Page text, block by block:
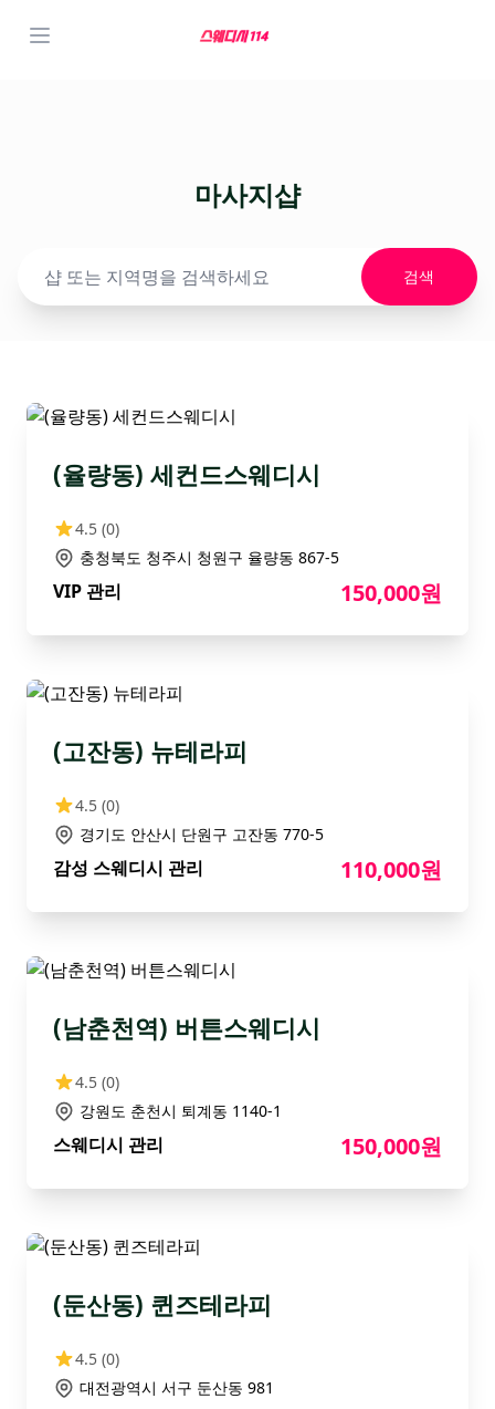
마사지샵
검색
(율량동) 세컨드스웨디시
4.5 (0)
충청북도 청주시 청원구 율량동 867-5
VIP 관리 150,000원
(고잔동) 뉴테라피
4.5 (0)
경기도 안산시 단원구 고잔동 770-5
감성 스웨디시 관리 110,000원
(남춘천역) 버튼스웨디시
4.5 (0)
강원도 춘천시 퇴계동 1140-1
스웨디시 관리 150,000원
(둔산동) 퀸즈테라피
4.5 (0)
대전광역시 서구 둔산동 981